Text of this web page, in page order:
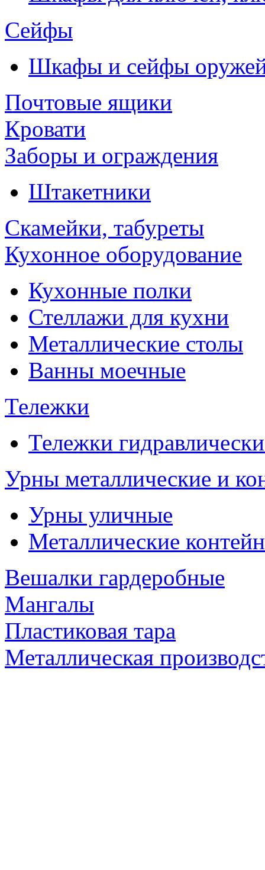
Сейфы
Шкафы и сейфы
Почтовые ящики
Кровати
Заборы и ограждения
Штакетники
Скамейки, табуреты
Кухонное оборудование
Кухонные полки
Стеллажи для кухни
Металлические столы
Ванны моечные
Тележки
Тележки
Урны металлические и
Урны уличные
Металлические
Вешалки гардеробные
Мангалы
Пластиковая тара
Металлическая